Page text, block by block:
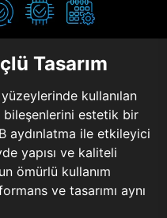
Tasarım
kullanılan
estetik bir
aydınlatma ile etkileyici
yapısı ve kaliteli
ömürlü kullanım
ve tasarımı aynı